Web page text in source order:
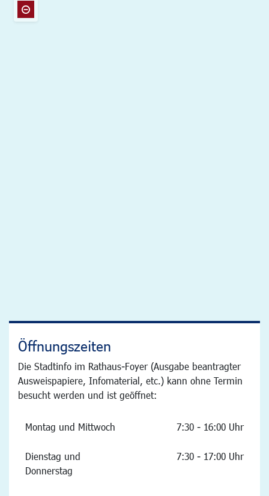
Öffnungszeiten
Die Stadtinfo im Rathaus-Foyer (Ausgabe beantragter
Ausweispapiere, Infomaterial, etc.) kann ohne Termin
besucht werden und ist geöffnet:
Montag und Mittwoch 7:30 - 16:00 Uhr
Dienstag und
Donnerstag
7:30 - 17:00 Uhr